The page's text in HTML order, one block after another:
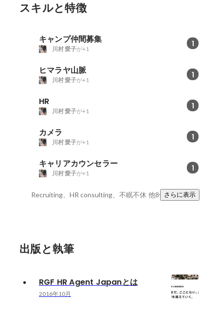
スキルと特徴
キャンプ仲間募集 1
川村 愛子が+1
ヒマラヤ山脈 1
川村 愛子が+1
HR 1
川村 愛子が+1
カメラ 1
川村 愛子が+1
キャリアカウンセラー 1
川村 愛子が+1
Recruiting、HR consulting、不眠不休 他8件さらに表示
出版と執筆
RGF HR Agent Japanとは
2016年10月